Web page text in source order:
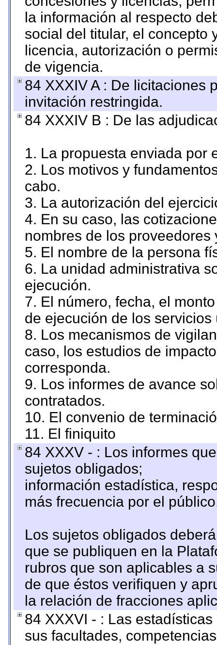
la información al respecto
social del titular, el concepto
licencia, autorización o
de vigencia.
84 XXXIV A : De licitaciones
invitación restringida.
84 XXXIV B : De las
1. La propuesta enviada por
2. Los motivos y
cabo.
3. La autorización del
4. En su caso, las
nombres de los proveedores
5. El nombre de la persona
6. La unidad administrativa
ejecución.
7. El número, fecha, el
de ejecución de los servicios
8. Los mecanismos de
caso, los estudios de
corresponda.
9. Los informes de avance
contratados.
10. El convenio de
11. El finiquito
84 XXXV - : Los informes
sujetos obligados;
información estadística,
más frecuencia por el
Los sujetos obligados
que se publiquen en la
rubros que son aplicables a
de que éstos verifiquen y
la relación de fracciones
84 XXXVI - : Las
sus facultades,